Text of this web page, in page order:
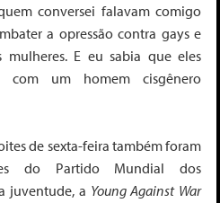
conversei falavam comigo
a opressão contra gays e
mulheres. E eu sabia que eles
com um homem cisgênero
de sexta-feira também foram
do Partido Mundial dos
juventude, a Young Against War